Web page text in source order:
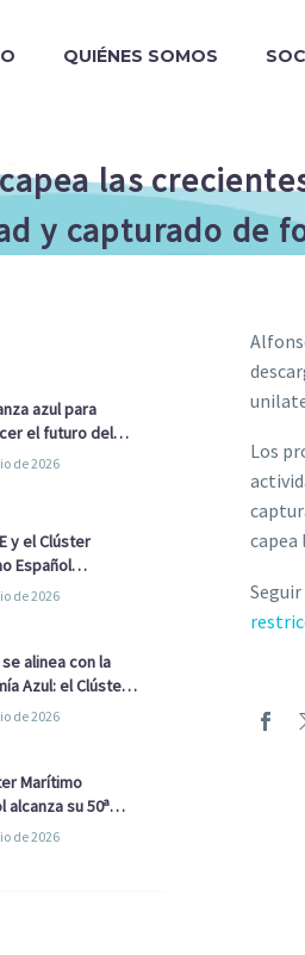
QUIÉNES SOMOS
las
y capturado de
azul para
el futuro del
de 2026
y el Clúster
Español
su alianza para
de 2026
alinea con la
Azul: el Clúster
Español y la Real
de 2026
Marítimo
alcanza su 50ª
reafirmando su
de 2026
Los
capea